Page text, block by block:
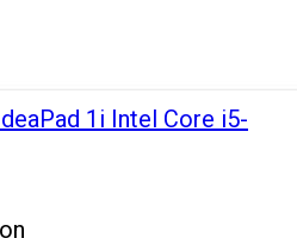
1i Intel Core i5-